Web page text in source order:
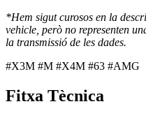
*Hem sigut curosos en la
vehicle, però no representen
la transmissió de les dades.
#X3M #M #X4M #63 #AMG
Fitxa Tècnica